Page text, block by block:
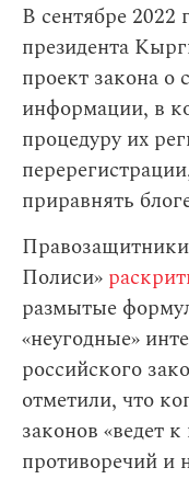
В сентябре 2022
президента
проект закона о
информации, в
процедуру их
приравнять
Полиси»
размытые
«неугодные»
российского
отметили, что
законов «ведет
противоречий и